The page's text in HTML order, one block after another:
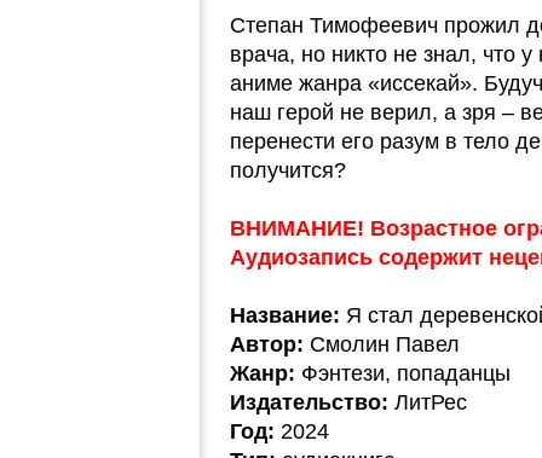
Степан Тимофеевич прожил
врача, но никто не знал, что
аниме жанра «иссекай».
наш герой не верил, а зря –
перенести его разум в тело
получится?
ВНИМАНИЕ! Возрастное
Аудиозапись содержит
Название: Я стал
Автор: Смолин Павел
Жанр: Фэнтези, попаданцы
Издательство: ЛитРес
Год: 2024